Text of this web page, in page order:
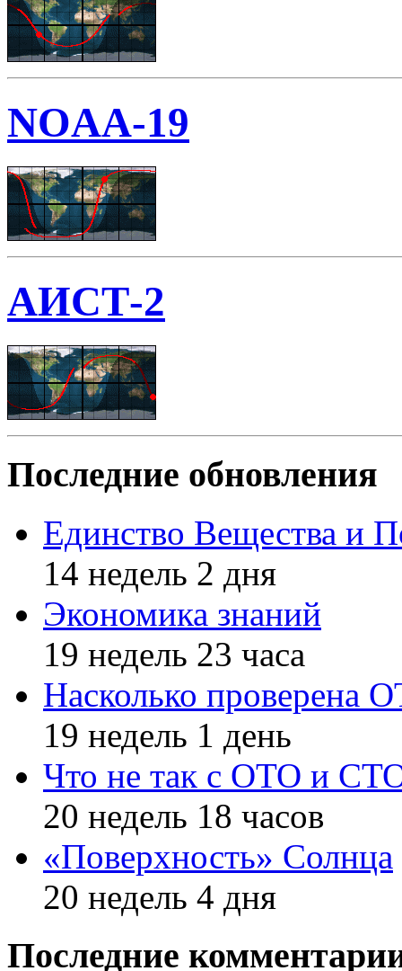
NOAA-19
АИСТ-2
Последние обновления
Единство Вещества и
14 недель 2 дня
Экономика знаний
19 недель 23 часа
Насколько проверена
19 недель 1 день
Что не так с ОТО и
20 недель 18 часов
«Поверхность» Солнца
20 недель 4 дня
Последние